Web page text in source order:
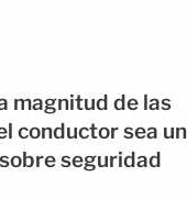
magnitud de las
conductor sea un
seguridad